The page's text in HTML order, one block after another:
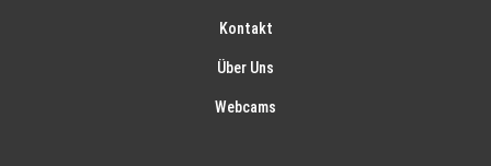
Kontakt
Über Uns
Webcams